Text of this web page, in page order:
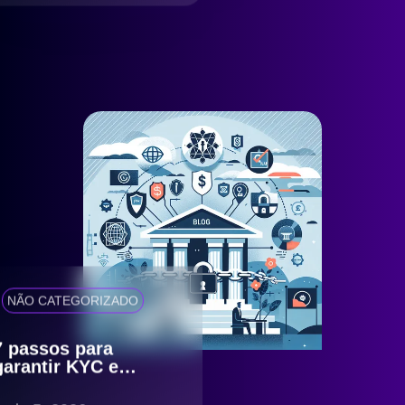
NÃO CATEGORIZADO
passos para
KYC e